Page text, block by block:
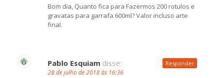
Bom dia, Quanto fica para Fazermos 200 rotulos e
gravatas para garrafa 600ml? Valor incluso arte
final.
Pablo Esquiam disse:
28 de julho de 2018 às 16:36
Responder